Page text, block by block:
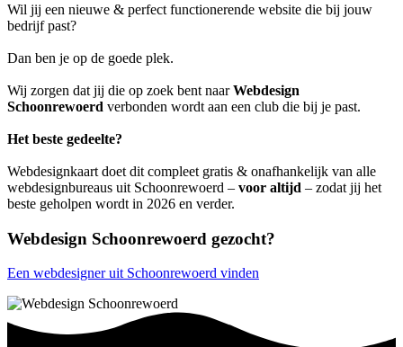
Wil jij een nieuwe & perfect functionerende website die bij jouw
bedrijf past?
Dan ben je op de goede plek.
Wij zorgen dat jij die op zoek bent naarWebdesign
Schoonrewoerd verbonden wordt aan een club die bij je past.
Het beste gedeelte?
Webdesignkaart doet dit compleet gratis & onafhankelijk van alle
webdesignbureaus uit Schoonrewoerd – voor altijd – zodat jij het
beste geholpen wordt in 2026 en verder.
Webdesign Schoonrewoerd gezocht?
Een webdesigner uit Schoonrewoerd vinden